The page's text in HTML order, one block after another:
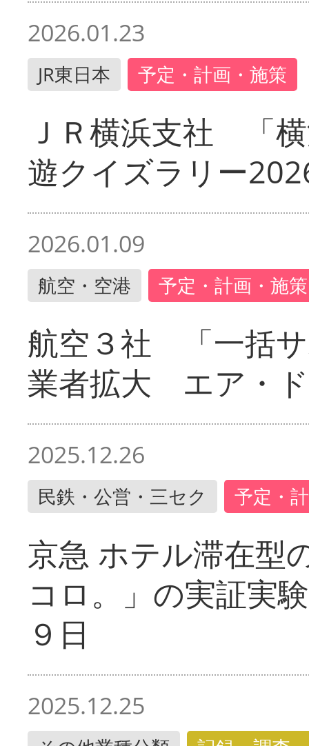
2026.01.23
JR東日本 予定・計画・施策
ＪＲ横浜支社 「
遊クイズラリー
2026.01.09
航空・空港 予定・計画・施策
航空３社 「一括
業者拡大 エア・
2025.12.26
民鉄・公営・三セク 予定・
京急 ホテル滞在型
コロ。」の実証実
９日
2025.12.25